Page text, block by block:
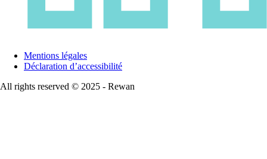
Mentions légales
Déclaration d’accessibilité
All rights reserved © 2025 - Rewan